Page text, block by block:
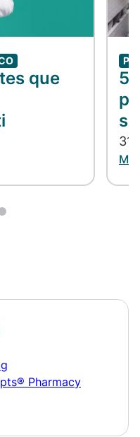
que
5
31
Pharmacy